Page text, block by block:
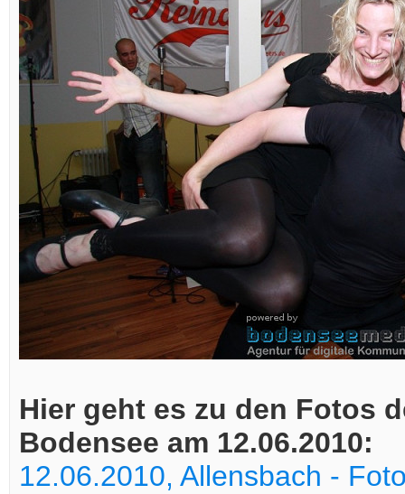
Hier geht es zu den Fotos
Bodensee am 12.06.2010:
12.06.2010, Allensbach -